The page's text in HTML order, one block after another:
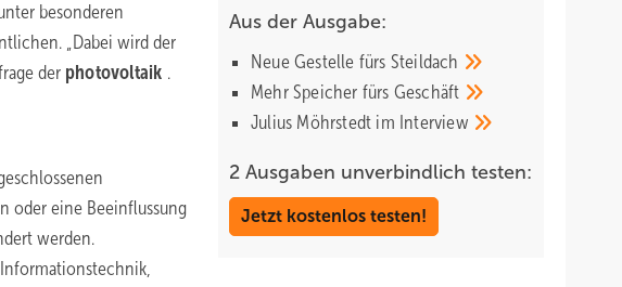
besonderen
„Dabei wird der
der photovoltaik .
oder eine Beeinflussung
werden.
Aus der Ausgabe:
Neue Gestelle fürs Steildach
Mehr Speicher fürs Geschäft
Julius Möhrstedt im Interview
2 Ausgaben unverbindlich testen:
Jetzt kostenlos testen!